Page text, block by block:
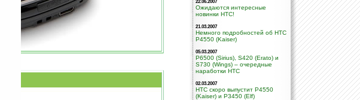
22.06.2007
Ожидаются интересные
новинки HTC!
21.03.2007
Немного подробностей об HTC
P4550 (Kaiser)
05.03.2007
P6500 (Sirius), S420 (Erato) и
S730 (Wings) – очередные
наработки HTC
02.03.2007
HTC скоро выпустит P4550
(Kaiser) и P3450 (Elf)